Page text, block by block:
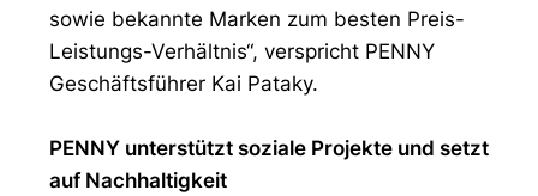
sowie bekannte Marken zum besten Preis-
Leistungs-Verhältnis“, verspricht PENNY
Geschäftsführer Kai Pataky.
PENNY unterstützt soziale Projekte und setzt
auf Nachhaltigkeit